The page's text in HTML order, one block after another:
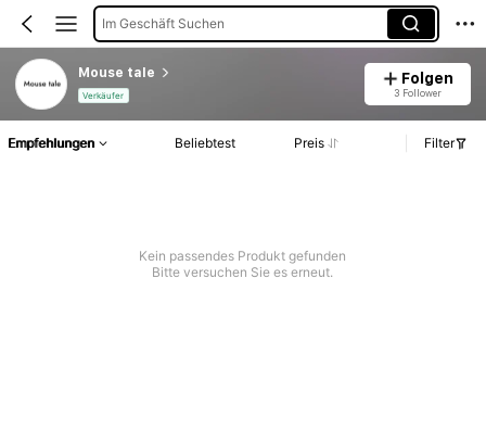
Im Geschäft Suchen
Mouse tale
Verkäufer
Folgen
3 Follower
Empfehlungen Beliebtest Preis Filter
Kein passendes Produkt gefunden
Bitte versuchen Sie es erneut.